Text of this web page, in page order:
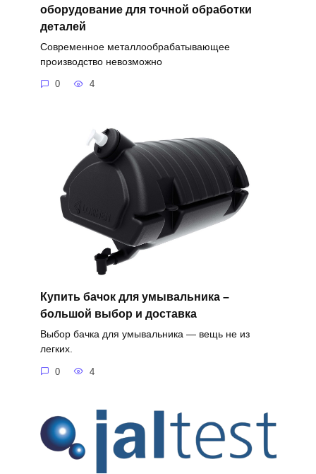
оборудование для точной обработки
деталей
Современное металлообрабатывающее
производство невозможно
0 4
Купить бачок для умывальника –
большой выбор и доставка
Выбор бачка для умывальника — вещь не из
легких.
0 4